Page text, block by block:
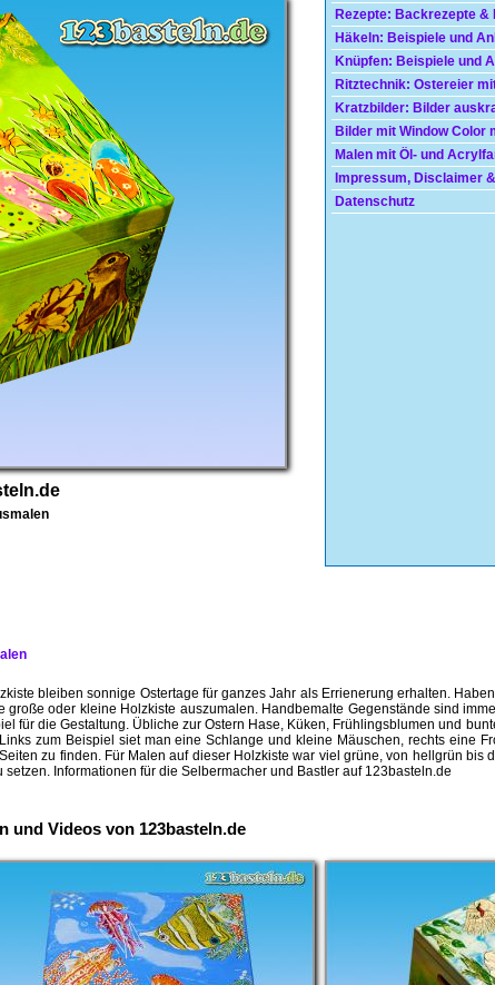
Rezepte: Backrezepte &
Häkeln: Beispiele und
Knüpfen: Beispiele und
Ritztechnik: Ostereier
Kratzbilder: Bilder
Bilder mit Window Color
Malen mit Öl- und
Impressum, Disclaimer
Datenschutz
bleiben sonnige Ostertage für ganzes Jahr als Errienerung erhalten.
oder kleine Holzkiste auszumalen. Handbemalte Gegenstände sind
für die Gestaltung. Übliche zur Ostern Hase, Küken, Frühlingsblumen und
zum Beispiel siet man eine Schlange und kleine Mäuschen, rechts eine
zu finden. Für Malen auf dieser Holzkiste war viel grüne, von hellgrün bis
setzen. Informationen für die Selbermacher und Bastler auf 123basteln.de
und Videos von 123basteln.de